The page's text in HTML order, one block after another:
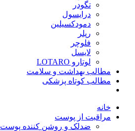
تگودر
درایسول
دمودکسیلین
رپلر
فلوچر
لایسل
لوتارو LOTARO
مطالب بهداشت و سلامت
مطالب کوتاه پزشکی
خانه
مراقبت از پوست
ضدلک و روشن کننده پوست